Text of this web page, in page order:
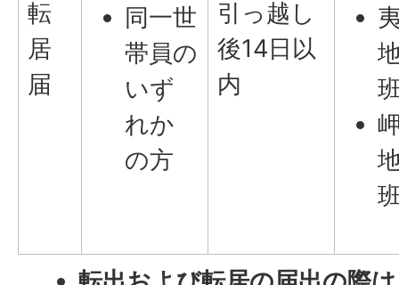
転
居
届
同一世
帯員の
いず
れか
の方
引っ越し
後14日以
内